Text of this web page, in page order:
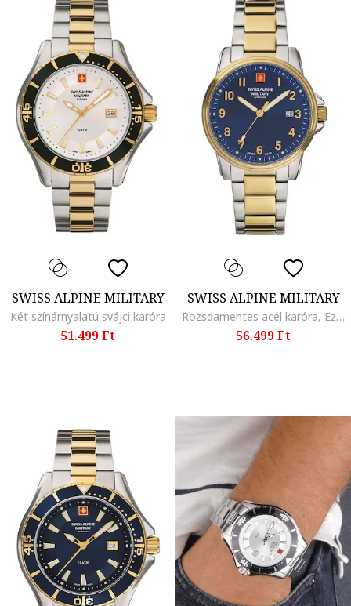
SWISS ALPINE MILITARY
Két színárnyalatú svájci karóra
51.499 Ft
SWISS ALPINE MILITARY
Rozsdamentes acél karóra, Ezüstszín/Aranyszín
56.499 Ft